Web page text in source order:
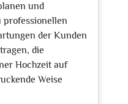
und
professionellen
der Kunden
die
Hochzeit auf
Weise